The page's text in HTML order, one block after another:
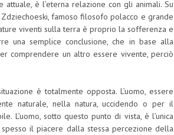
è l’eterna relazione con gli animali. Su
famoso filosofo polacco e grande
viventi sulla terra è proprio la sofferenza e
una semplice conclusione, che in base alla
comprendere un altro essere vivente, perciò
è totalmente opposta. L’uomo, essere
naturale, nella natura, uccidendo o per il
L’uomo, sotto questo punto di vista, è l’unica
il piacere dalla stessa percezione della